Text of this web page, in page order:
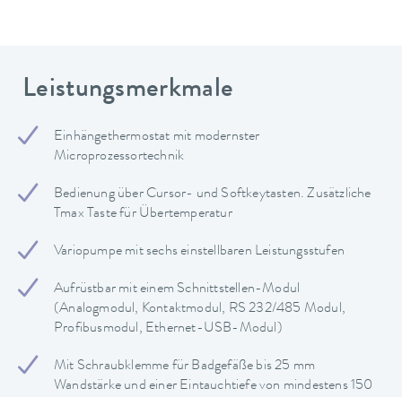
Leistungsmerkmale
Einhängethermostat mit modernster
Microprozessortechnik
Bedienung über Cursor- und Softkeytasten. Zusätzliche
Tmax Taste für Übertemperatur
Variopumpe mit sechs einstellbaren Leistungsstufen
Aufrüstbar mit einem Schnittstellen-Modul
(Analogmodul, Kontaktmodul, RS 232/485 Modul,
Profibusmodul, Ethernet-USB-Modul)
Mit Schraubklemme für Badgefäße bis 25 mm
Wandstärke und einer Eintauchtiefe von mindestens 150